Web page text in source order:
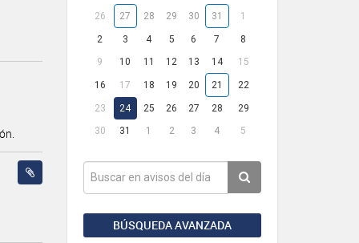
26 27 28 29 30 31 1
2 3 4 5 6 7
8
9
10 11 12 13 14 15
16 17 18 19 20 21 22
23 24 25 26 27 28
29
30
31 1 2 3 4 5
BÚSQUEDA AVANZADA